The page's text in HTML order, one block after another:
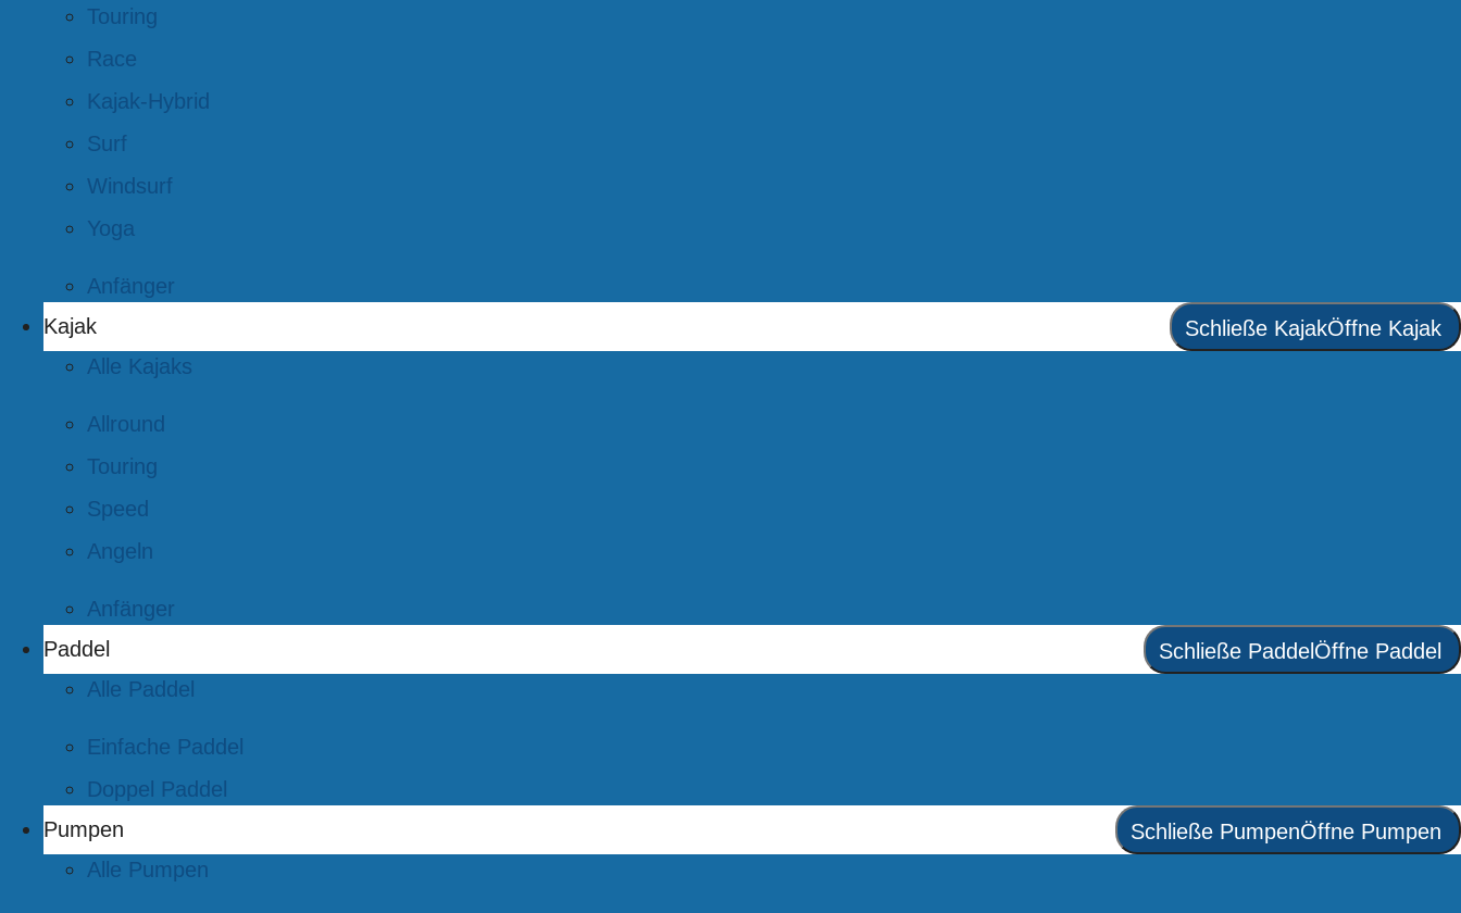
Touring
Race
Kajak-Hybrid
Surf
Windsurf
Yoga
Anfänger
Kajak
Schließe KajakÖffne Kajak
Alle Kajaks
Allround
Touring
Speed
Angeln
Anfänger
Paddel
Schließe Paddel Öffne Paddel
Alle Paddel
Einfache Paddel
Doppel Paddel
Pumpen
Schließe PumpenÖffne Pumpen
Alle Pumpen